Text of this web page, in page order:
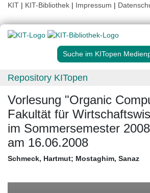
KIT | KIT-Bibliothek | Impressum |
Suche im KITopen
Repository KITopen
Vorlesung "Organic
Fakultät für
im Sommersemester
am 16.06.2008
Schmeck, Hartmut; Mostaghim, Sanaz